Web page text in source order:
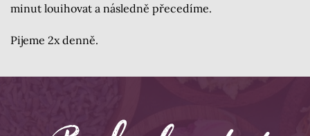
minut louihovat a následně přecedíme.
Pijeme 2x denně.